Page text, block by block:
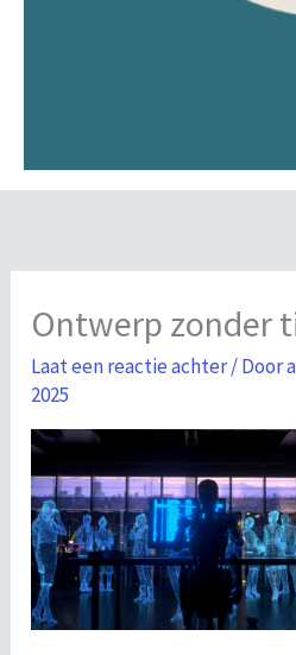
Ontwerp zonder
Laat een reactie achter/ Door
2025